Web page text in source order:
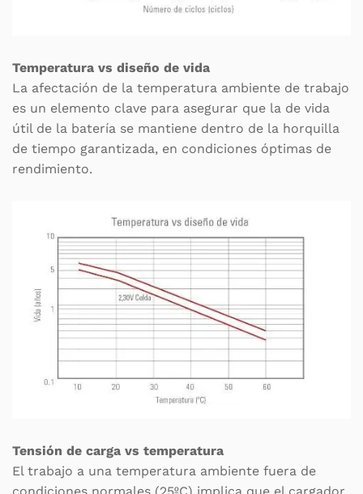
Temperatura vs diseño de vida
La afectación de la temperatura ambiente de trabajo
es un elemento clave para asegurar que la de vida
útil de la batería se mantiene dentro de la horquilla
de tiempo garantizada, en condiciones óptimas de
rendimiento.
Tensión de carga vs temperatura
El trabajo a una temperatura ambiente fuera de